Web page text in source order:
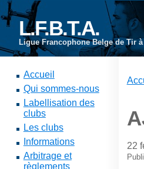
L.F.B.T.A.
Ligue Francophone Belge de Tir
Accueil
Qui sommes-nous
Labellisation des
clubs
Les clubs
Informations
Arbitrage et
règlements
22